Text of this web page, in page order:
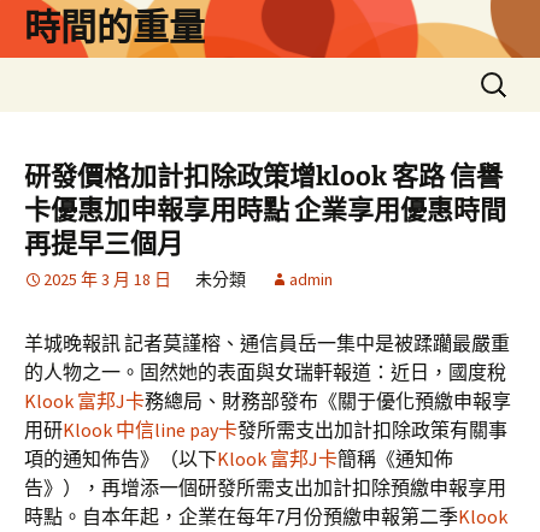
時間的重量
搜
尋
鍵
字:
研發價格加計扣除政策增klook 客路 信譽
卡優惠加申報享用時點 企業享用優惠時間
再提早三個月
2025 年 3 月 18 日 未分類 admin
羊城晚報訊 記者莫謹榕、通信員岳一集中是被蹂躪最嚴重
的人物之一。固然她的表面與女瑞軒報道：近日，國度稅
Klook 富邦J卡務總局、財務部發布《關于優化預繳申報享
用研Klook 中信line pay卡發所需支出加計扣除政策有關事
項的通知佈告》（以下Klook 富邦J卡簡稱《通知佈
告》），再增添一個研發所需支出加計扣除預繳申報享用
時點。自本年起，企業在每年7月份預繳申報第二季Klook